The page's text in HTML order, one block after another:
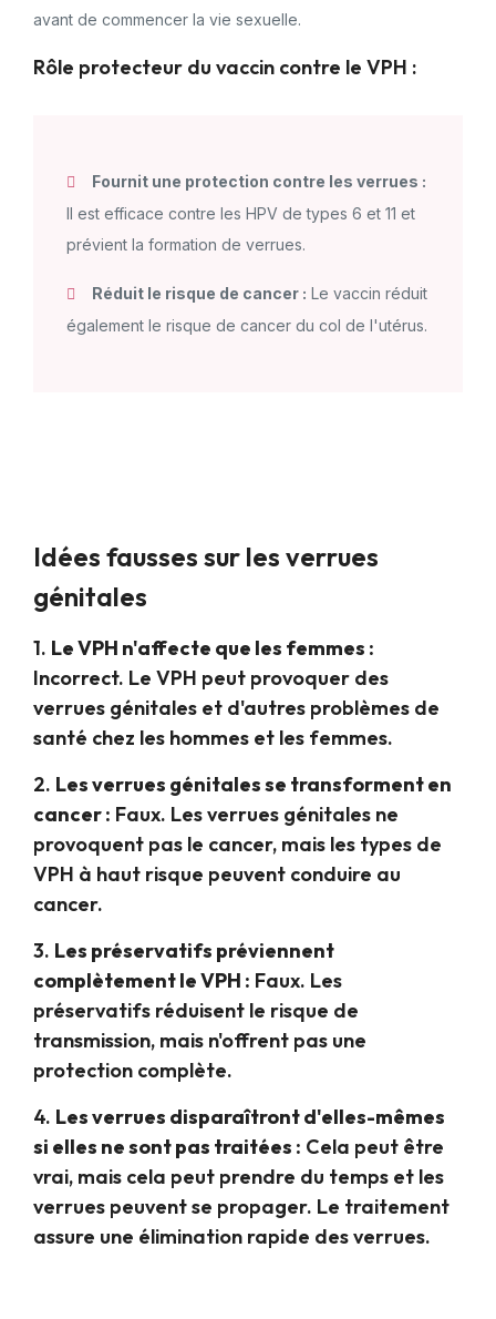
avant de commencer la vie sexuelle.
Rôle protecteur du vaccin contre le VPH :
Fournit une protection contre les verrues :
Il est efficace contre les HPV de types 6 et 11 et
prévient la formation de verrues.
Réduit le risque de cancer : Le vaccin réduit
également le risque de cancer du col de l'utérus.
Idées fausses sur les verrues
génitales
1. Le VPH n'affecte que les femmes :
Incorrect. Le VPH peut provoquer des
verrues génitales et d'autres problèmes de
santé chez les hommes et les femmes.
2. Les verrues génitales se transforment en
cancer : Faux. Les verrues génitales ne
provoquent pas le cancer, mais les types de
VPH à haut risque peuvent conduire au
cancer.
3. Les préservatifs préviennent
complètement le VPH : Faux. Les
préservatifs réduisent le risque de
transmission, mais n'offrent pas une
protection complète.
4. Les verrues disparaîtront d'elles-mêmes
si elles ne sont pas traitées : Cela peut être
vrai, mais cela peut prendre du temps et les
verrues peuvent se propager. Le traitement
assure une élimination rapide des verrues.